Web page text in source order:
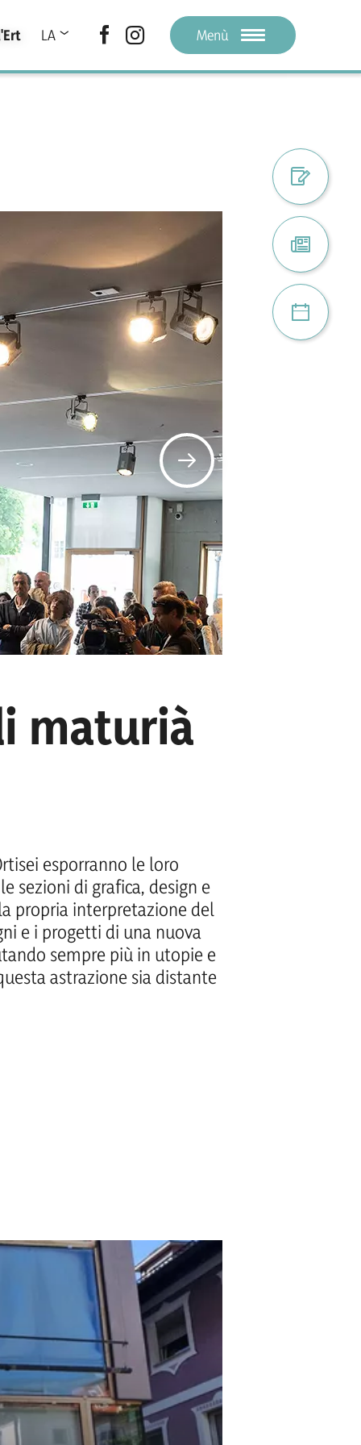
LA
IT
Menù
Register
Atuel
Proiec
maturià
esporranno le loro
sezioni di grafica, design e
propria interpretazione del
e i progetti di una nuova
sempre più in utopie e
astrazione sia distante